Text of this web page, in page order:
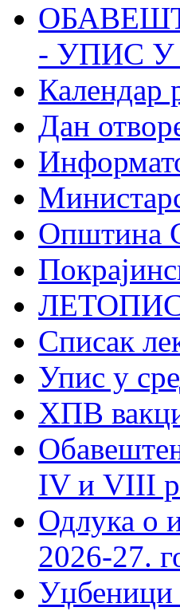
- УПИС У
Календар
Дан
Општина
ЛЕТОПИС
Списак
Упис у
ХПВ
IV и VIII
Одлука о
2026-27.
Уџбеници